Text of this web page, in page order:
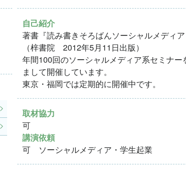
自己紹介
著書『読み書きそろばんソーシャルメディア
（梓書院 2012年5月11日出版）
年間100回のソーシャルメディア系セミナー
まして開催しています。
東京・福岡では定期的に開催中です。
取材協力
可
講演依頼
可 ソーシャルメディア・学生起業